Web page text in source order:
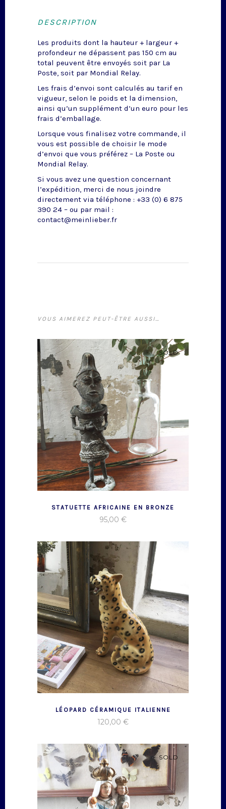
DESCRIPTION
Les produits dont la hauteur + largeur +
profondeur ne dépassent pas 150 cm au
total peuvent être envoyés soit par La
Poste, soit par Mondial Relay.
Les frais d’envoi sont calculés au tarif en
vigueur, selon le poids et la dimension,
ainsi qu’un supplément d’un euro pour les
frais d’emballage.
Lorsque vous finalisez votre commande, il
vous est possible de choisir le mode
d’envoi que vous préférez – La Poste ou
Mondial Relay.
Si vous avez une question concernant
l’expédition, merci de nous joindre
directement via téléphone : +33 (0) 6 875
390 24 – ou par mail :
contact@meinlieber.fr
VOUS AIMEREZ PEUT-ÊTRE AUSSI…
SOLD
STATUETTE AFRICAINE EN BRONZE
95,00 €
LÉOPARD CÉRAMIQUE ITALIENNE
120,00 €
SOLD